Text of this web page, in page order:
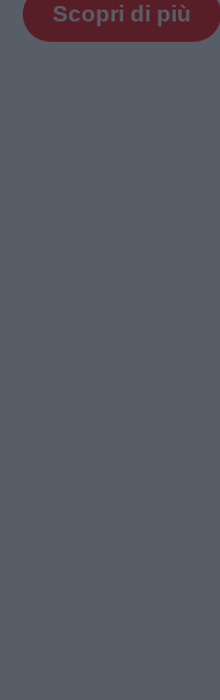
Scopri di più